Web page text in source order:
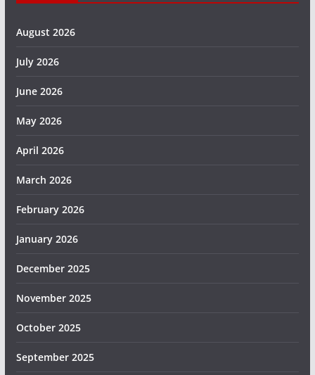
August 2026
July 2026
June 2026
May 2026
April 2026
March 2026
February 2026
January 2026
December 2025
November 2025
October 2025
September 2025